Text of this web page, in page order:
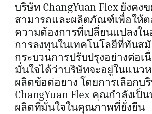
บริษัท ChangYuan Flex ยังคง
สามารถและผลิตภัณฑ์เพื่อให้
ความต้องการที่เปลี่ยนแปลงใ
การลงทุนในเทคโนโลยีที่ทันส
กระบวนการปรับปรุงอย่างต่อเ
มั่นใจได้ว่าบริษัทจะอยู่ในแนว
ผลิตข้อต่อยาง โดยการเลือกบ
ChangYuan Flex คุณกำลังเป็
ผลิตที่มั่นใจในคุณภาพที่ยั่งยืน